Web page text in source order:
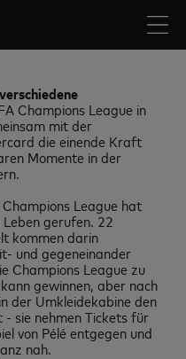
Champions League in
mit der
die einende Kraft
Momente in der
League hat
Leben gerufen. 22
kommen darin
und gegeneinander
Champions League zu
gewinnen, aber nach
der Umkleidekabine den
sie nehmen Tickets für
von Pélé entgegen und
nah.